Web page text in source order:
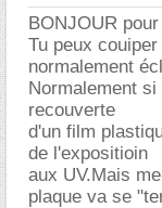
BONJOUR
Tu peux
normalement
Normalement
recouverte
d'un film
de l'expositioin
aux UV.Mais
plaque va se